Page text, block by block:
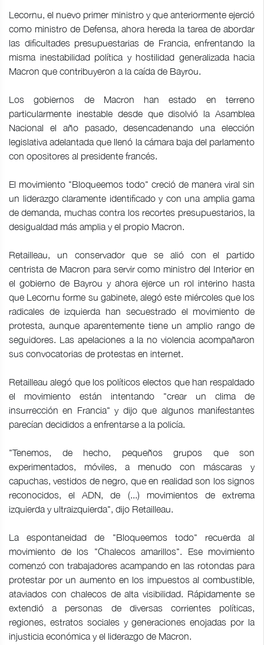
Lecornu, el nuevo primer ministro y que anteriormente ejerció
como ministro de Defensa, ahora hereda la tarea de abordar
las dificultades presupuestarias de Francia, enfrentando la
misma inestabilidad política y hostilidad generalizada hacia
Macron que contribuyeron a la caída de Bayrou.
Los gobiernos de Macron han estado en terreno
particularmente inestable desde que disolvió la Asamblea
Nacional el año pasado, desencadenando una elección
legislativa adelantada que llenó la cámara baja del parlamento
con opositores al presidente francés.
El movimiento "Bloqueemos todo" creció de manera viral sin
un liderazgo claramente identificado y con una amplia gama
de demanda, muchas contra los recortes presupuestarios, la
desigualdad más amplia y el propio Macron.
Retailleau, un conservador que se alió con el partido
centrista de Macron para servir como ministro del Interior en
el gobierno de Bayrou y ahora ejerce un rol interino hasta
que Lecornu forme su gabinete, alegó este miércoles que los
radicales de izquierda han secuestrado el movimiento de
protesta, aunque aparentemente tiene un amplio rango de
seguidores. Las apelaciones a la no violencia acompañaron
sus convocatorias de protestas en internet.
Retailleau alegó que los políticos electos que han respaldado
el movimiento están intentando "crear un clima de
insurrección en Francia" y dijo que algunos manifestantes
parecían decididos a enfrentarse a la policía.
"Tenemos, de hecho, pequeños grupos que son
experimentados, móviles, a menudo con máscaras y
capuchas, vestidos de negro, que en realidad son los signos
reconocidos, el ADN, de (...) movimientos de extrema
izquierda y ultraizquierda", dijo Retailleau.
La espontaneidad de "Bloqueemos todo" recuerda al
movimiento de los "Chalecos amarillos". Ese movimiento
comenzó con trabajadores acampando en las rotondas para
protestar por un aumento en los impuestos al combustible,
ataviados con chalecos de alta visibilidad. Rápidamente se
extendió a personas de diversas corrientes políticas,
regiones, estratos sociales y generaciones enojadas por la
injusticia económica y el liderazgo de Macron.